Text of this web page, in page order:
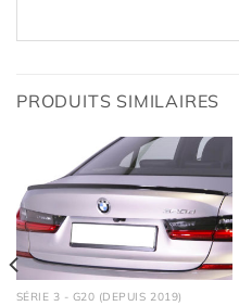
PRODUITS SIMILAIRES
SÉRIE 3 - G20 (DEPUIS 2019)